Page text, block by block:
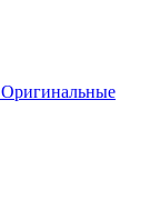
Оригинальные